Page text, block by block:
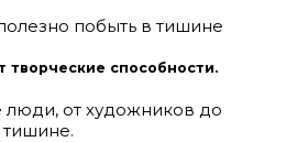
способности.
от художников до
тишине.